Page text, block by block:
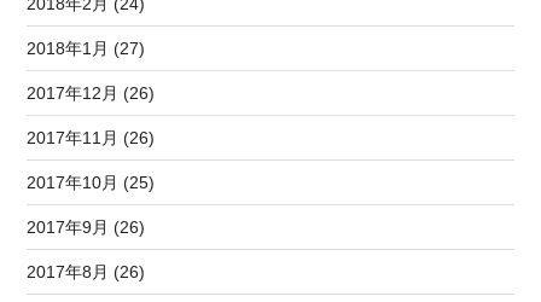
2018年1月 (27)
2017年12月 (26)
2017年11月 (26)
2017年10月 (25)
2017年9月 (26)
2017年8月 (26)